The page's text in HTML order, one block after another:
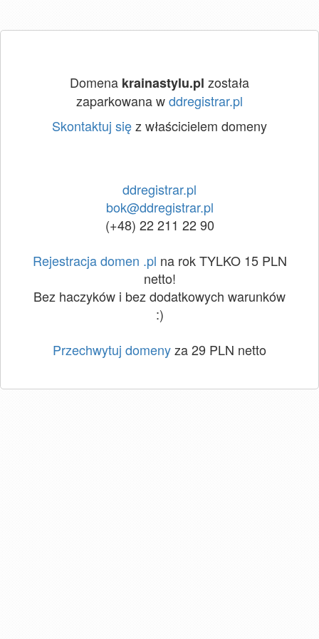
Domena krainastylu.pl została
zaparkowana wddregistrar.pl
Skontaktuj sięz właścicielem domeny
ddregistrar.pl
bok@ddregistrar.pl
(+48) 22 211 22 90
Rejestracja domen .pl na rok TYLKO 15 PLN
netto!
Bez haczyków i bez dodatkowych warunków
:)
Przechwytuj domenyza 29 PLN netto